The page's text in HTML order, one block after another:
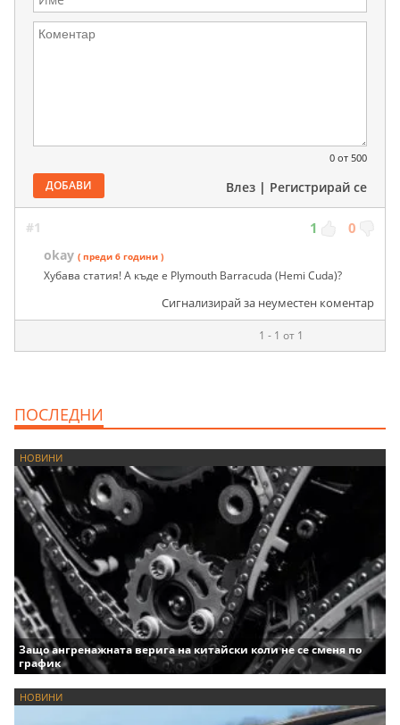
0 от 500
ДОБАВИ Влез | Регистрирай се
#1 1 0
okay ( преди 6 години )
Хубава статия! А къде е Plymouth Barracuda (Hemi Cuda)?
Сигнализирай за неуместен коментар
1 - 1 от 1
ПОСЛЕДНИ
НОВИНИ
Защо ангренажната верига на китайски коли не се сменя по
график
НОВИНИ